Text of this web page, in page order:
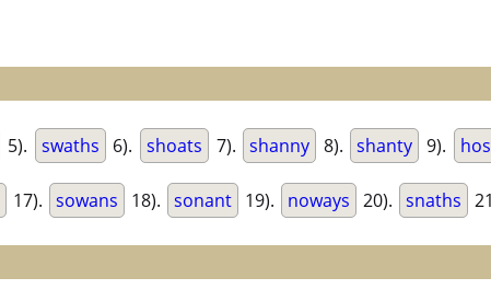
5). swaths 6). shoats 7). shanny 8). shanty 9).
17). sowans 18). sonant 19). noways 20). snaths